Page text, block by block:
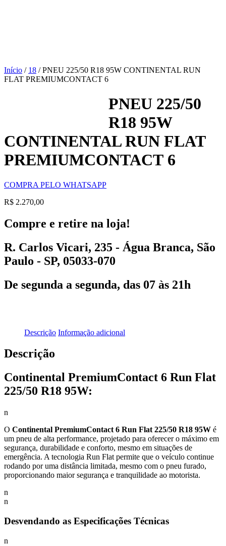
Início / 18 / PNEU 225/50 R18 95W CONTINENTAL RUN
FLAT PREMIUMCONTACT 6
PNEU 225/50
R18 95W
CONTINENTAL RUN FLAT
PREMIUMCONTACT 6
COMPRA PELO WHATSAPP
R$ 2.270,00
Compre e retire na loja!
R. Carlos Vicari, 235 - Água Branca, São
Paulo - SP, 05033-070
De segunda a segunda, das 07 às 21h
Descrição Informação adicional
Descrição
Continental PremiumContact 6 Run Flat
225/50 R18 95W:
n
O Continental PremiumContact 6 Run Flat 225/50 R18 95W é
um pneu de alta performance, projetado para oferecer o máximo em
segurança, durabilidade e conforto, mesmo em situações de
emergência. A tecnologia Run Flat permite que o veículo continue
rodando por uma distância limitada, mesmo com o pneu furado,
proporcionando maior segurança e tranquilidade ao motorista.
n
n
Desvendando as Especificações Técnicas
n